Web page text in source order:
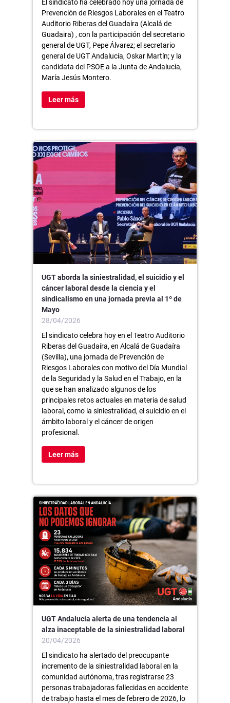
El sindicato ha celebrado hoy una jornada de
Prevención de Riesgos Laborales en el Teatro
Auditorio Riberas del Guadaíra (Alcalá de
Guadaira) , con la participación del secretario
general de UGT, Pepe Álvarez; el secretario
general de UGT Andalucía, Oskar Martín; y la
candidata del PSOE a la Junta de Andalucía,
María Jesús Montero.
Leer más
UGT aborda la siniestralidad, el suicidio y el
cáncer laboral desde la ciencia y el
sindicalismo en una jornada previa al 1º de
Mayo
28/04/2026
El sindicato celebra hoy en el Teatro Auditorio
Riberas del Guadaíra, en Alcalá de Guadaíra
(Sevilla), una jornada de Prevención de
Riesgos Laborales con motivo del Día Mundial
de la Seguridad y la Salud en el Trabajo, en la
que se han analizado algunos de los
principales retos actuales en materia de salud
laboral, como la siniestralidad, el suicidio en el
ámbito laboral y el cáncer de origen
profesional.
Leer más
UGT Andalucía alerta de una tendencia al
alza inaceptable de la siniestralidad laboral
20/04/2026
El sindicato ha alertado del preocupante
incremento de la siniestralidad laboral en la
comunidad autónoma, tras registrarse 23
personas trabajadoras fallecidas en accidente
de trabajo hasta el mes de febrero de 2026, lo